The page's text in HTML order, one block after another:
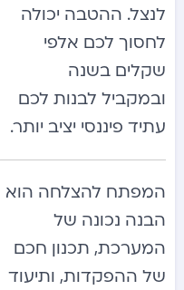
לנצל. ההטבה יכולה
לחסוך לכם אלפי
שקלים בשנה
ובמקביל לבנות לכם
עתיד פיננסי יציב יותר.
המפתח להצלחה הוא
הבנה נכונה של
המערכת, תכנון חכם
של ההפקדות, ותיעוד